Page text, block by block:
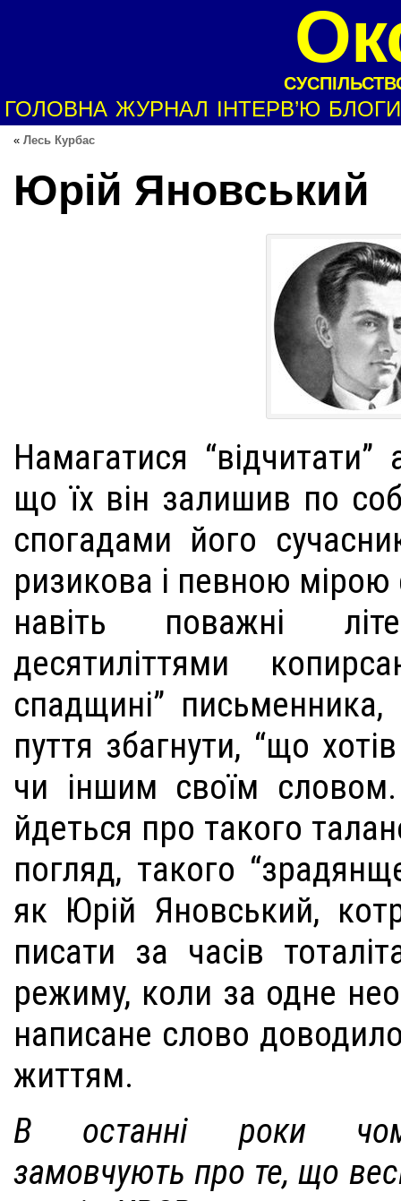
ГОЛОВНА ЖУРНАЛ ІНТЕРВ’Ю БЛОГИ
« Лесь Курбас
Юрій Яновський
Намагатися
що їх він залишив по
спогадами його
ризикова і певною
навіть поважні
десятиліттями
спадщині”
пуття збагнути, “що
чи іншим своїм
йдеться про такого
погляд, такого
як Юрій Яновський,
писати за часів
режиму, коли за одне
написане слово
життям.
В останні роки
замовчують про те, що